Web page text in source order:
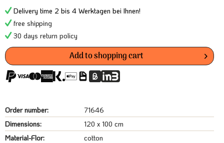
Delivery time 2 bis 4 Werktagen bei Ihnen!
free shipping
30 days return policy
Add toshopping cart
Order number:
71646
Dimensions:
120 x 100 cm
Material-Flor:
cotton